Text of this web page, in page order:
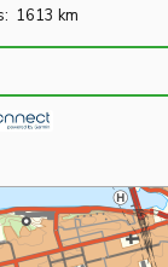
1613 km